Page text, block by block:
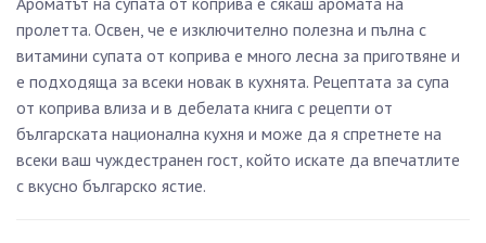
пролетта. Освен, че е изключително полезна и пълна с
витамини супата от коприва е много лесна за приготвяне и
е подходяща за всеки новак в кухнята. Рецептата за супа
от коприва влиза и в дебелата книга с рецепти от
българската национална кухня и може да я спретнете на
всеки ваш чуждестранен гост, който искате да впечатлите
с вкусно българско ястие.